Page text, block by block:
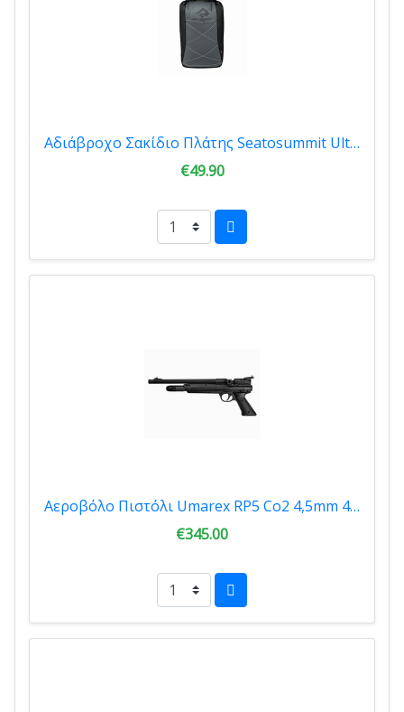
Αδιάβροχο Σακίδιο Πλάτης Seatosummit Ultra Sil Dry Daypack 2018 22Lt Sky Black
€49.90
Αεροβόλο Πιστόλι Umarex RP5 Co2 4,5mm 406.00.00
€345.00